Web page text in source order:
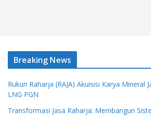
Breaking News
Rukun Raharja (RAJA) Akuisisi Karya Mineral
LNG PGN
Transformasi Jasa Raharja: Membangun